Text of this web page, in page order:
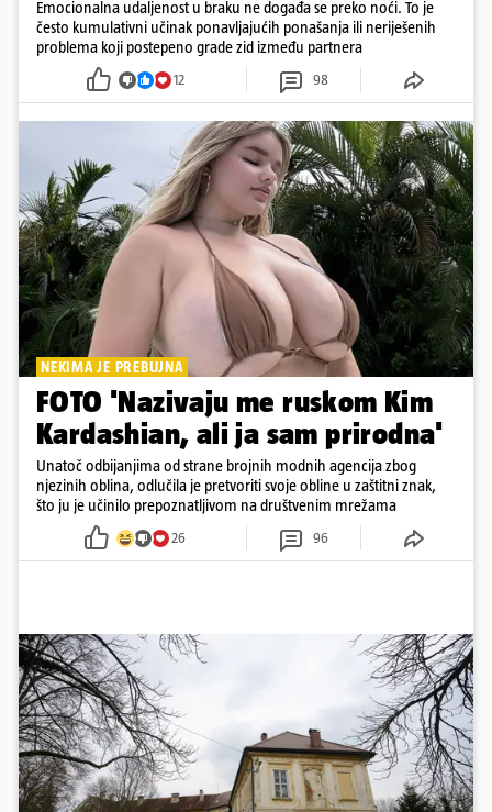
Emocionalna udaljenost u braku ne događa se preko noći. To je
često kumulativni učinak ponavljajućih ponašanja ili neriješenih
problema koji postepeno grade zid između partnera
12 98
NEKIMA JE PREBUJNA
FOTO 'Nazivaju me ruskom Kim
Kardashian, ali ja sam prirodna'
Unatoč odbijanjima od strane brojnih modnih agencija zbog
njezinih oblina, odlučila je pretvoriti svoje obline u zaštitni znak,
što ju je učinilo prepoznatljivom na društvenim mrežama
26 96